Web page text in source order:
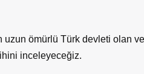
uzun ömürlü Türk devleti olan ve
inceleyeceğiz.